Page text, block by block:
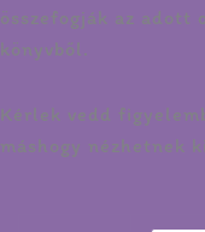
összefogják az
könyvből.
Kérlek vedd
máshogy nézhetnek